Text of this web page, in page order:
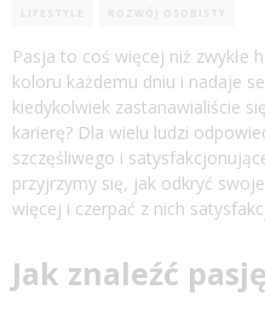
LIFESTYLE ROZWÓJ OSOBISTY
Pasja to coś więcej niż zwykłe
koloru każdemu dniu i nadaje
kiedykolwiek zastanawialiście
karierę? Dla wielu ludzi
szczęśliwego i
przyjrzymy się, jak odkryć
więcej i czerpać z nich
Jak znaleźć